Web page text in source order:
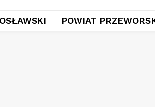
POWIAT